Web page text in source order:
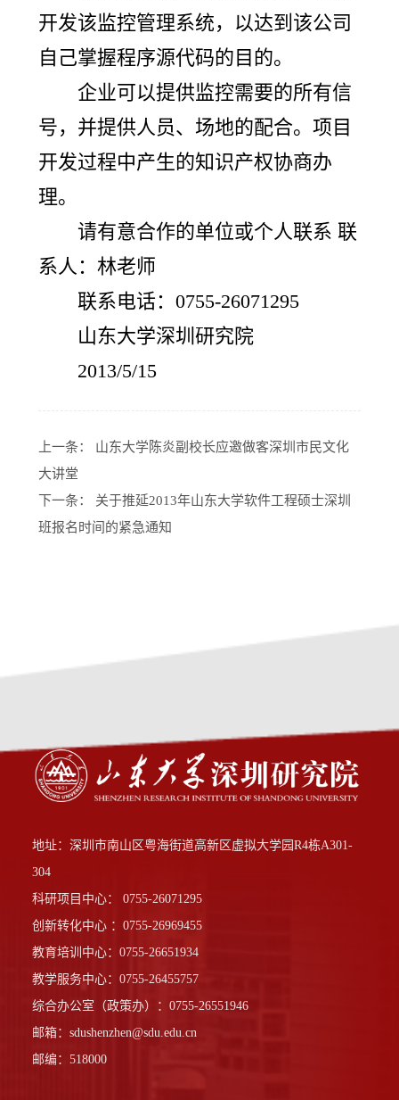
开发该监控管理系统，以达到该公司
自己掌握程序源代码的目的。
企业可以提供监控需要的所有信
号，并提供人员、场地的配合。项目
开发过程中产生的知识产权协商办
理。
请有意合作的单位或个人联系 联
系人：林老师
联系电话：0755-26071295
山东大学深圳研究院
2013/5/15
上一条： 山东大学陈炎副校长应邀做客深圳市民文化
大讲堂
下一条： 关于推延2013年山东大学软件工程硕士深圳
班报名时间的紧急通知
地址：深圳市南山区粤海街道高新区虚拟大学园R4栋A301-
304
科研项目中心： 0755-26071295
创新转化中心 ：0755-26969455
教育培训中心：0755-26651934
教学服务中心：0755-26455757
综合办公室（政策办）：0755-26551946
邮箱：sdushenzhen@sdu.edu.cn
邮编：518000